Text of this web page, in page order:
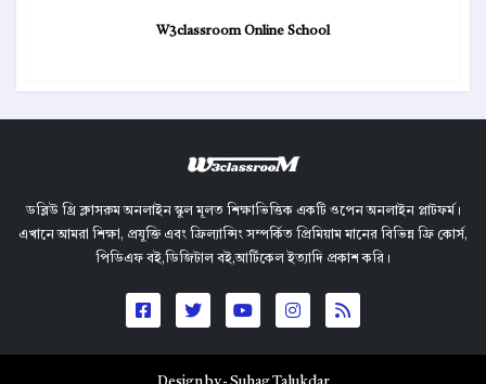
W3classroom Online School
ডব্লিউ থ্রি ক্লাসরুম অনলাইন স্কুল মূলত শিক্ষাভিত্তিক একটি ওপেন অনলাইন প্লাটফর্ম।
এখানে আমরা শিক্ষা, প্রযুক্তি এবং ফ্রিল্যান্সিং সম্পর্কিত প্রিমিয়াম মানের বিভিন্ন ফ্রি কোর্স,
পিডিএফ বই,ডিজিটাল বই,আর্টিকেল ইত্যাদি প্রকাশ করি।